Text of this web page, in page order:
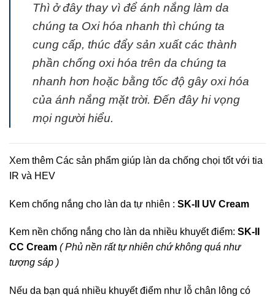
Thì ở đây thay vì để ánh nắng làm da
chúng ta Oxi hóa nhanh thì chúng ta
cung cấp, thúc đẩy sản xuất các thành
phần chống oxi hóa trên da chúng ta
nhanh hơn hoặc bằng tốc độ gây oxi hóa
của ánh nắng mặt trời. Đến đây hi vọng
mọi người hiểu.
Xem thêm Các sản phẩm giúp làn da chống chọi tốt với tia
IR và HEV
Kem chống nắng cho làn da tự nhiên : SK-II UV Cream
Kem nền chống nắng cho làn da nhiều khuyết điểm: SK-II
CC Cream ( Phủ nền rất tự nhiên chứ không quá như
tượng sáp )
Nếu da bạn quá nhiều khuyết điểm như lỗ chân lông có